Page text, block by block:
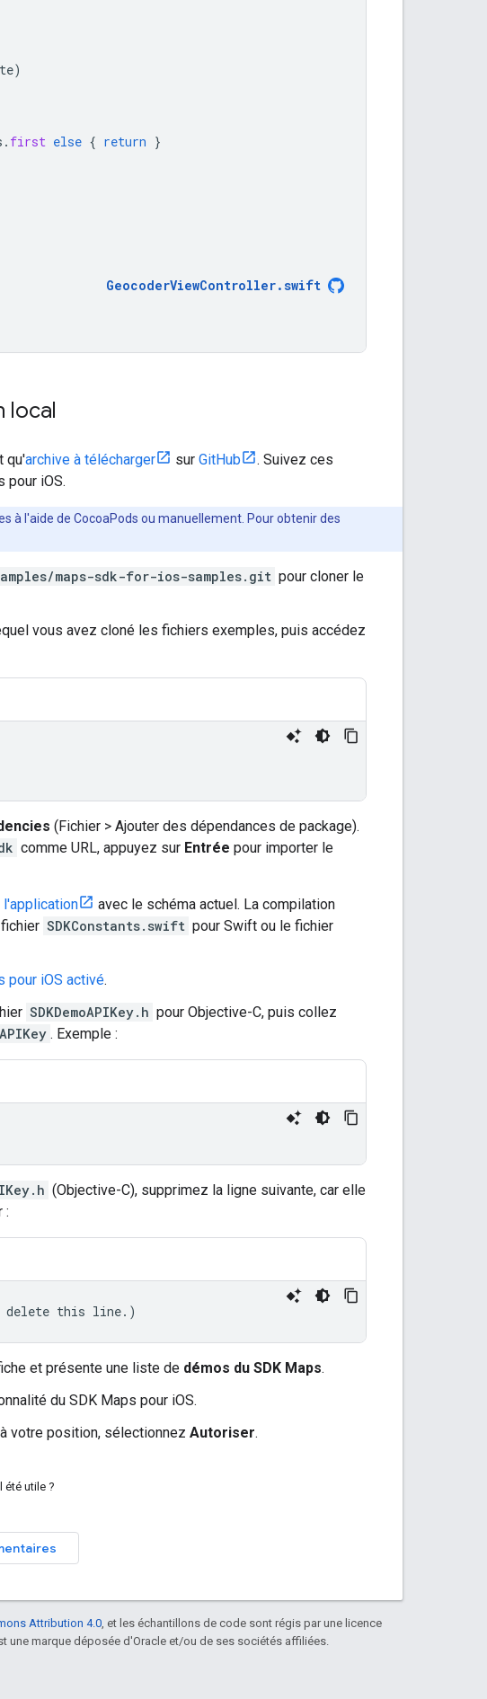
)
. first else { return }
GeocoderViewController.swift
local
qu'archive à télécharger sur GitHub
. Suivez ces
pour iOS.
à l'aide de CocoaPods ou manuellement. Pour obtenir des
maps-sdk-for-ios-samples.git pour cloner le
vous avez cloné les fichiers exemples, puis accédez
(Fichier > Ajouter des dépendances de package).
comme URL, appuyez sur Entrée pour importer le
l'application
avec le schéma actuel. La compilation
SDKConstants.swift pour Swift ou le fichier
pour iOS activé.
SDKDemoAPIKey.h pour Objective-C, puis collez
. Exemple :
(Objective-C), supprimez la ligne suivante, car elle
:
delete this line.)
et présente une liste de démos du SDK Maps.
du SDK Maps pour iOS.
votre position, sélectionnez Autoriser.
été utile ?
Attribution 4.0 , et les échantillons de code sont régis par une licence
une marque déposée d'Oracle et/ou de ses sociétés affiliées.